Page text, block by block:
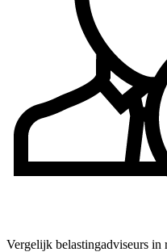
Vergelijk belastingadviseurs in